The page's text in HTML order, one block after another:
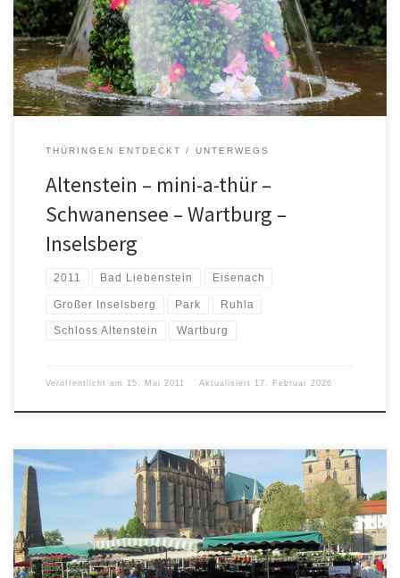
Eisenach, Wartburg, Großer Inselsberg
THÜRINGEN ENTDECKT UNTERWEGS
Altenstein – mini-a-thür –
Schwanensee – Wartburg –
Inselsberg
2011 Bad Liebenstein Eisenach
Großer Inselsberg Park Ruhla
Schloss Altenstein Wartburg
Veröffentlicht am 15. Mai 2011 Aktualisiert 17. Februar 2026